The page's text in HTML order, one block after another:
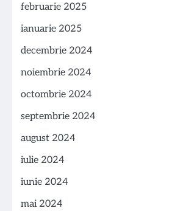
februarie 2025
ianuarie 2025
decembrie 2024
noiembrie 2024
octombrie 2024
septembrie 2024
august 2024
iulie 2024
iunie 2024
mai 2024